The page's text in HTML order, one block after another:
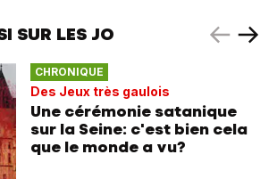
SUR LES JO
CHRONIQUE
Des Jeux très gaulois
Une cérémonie satanique
sur la Seine: c'est bien cela
que le monde a vu?